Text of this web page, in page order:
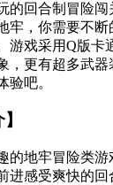
的回合制冒险闯
牢，你需要不
游戏采用Q版卡
，更有超多武
验吧。
的地牢冒险类
进感受爽快的